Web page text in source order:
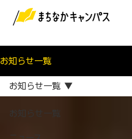
お知らせ一覧
お知らせ一覧
お知らせ一覧